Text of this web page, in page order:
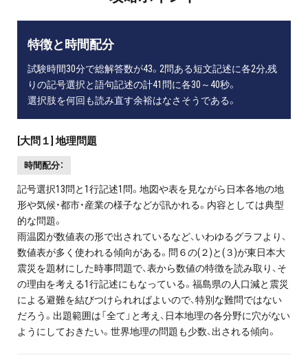
特徴と時間配分
試験時間30分で総解答数が43。2問ある短文記述に各2分,残
りの記号選択と語句記述の計41問に各30～40秒。
選択肢を何回も読み直す余裕はなさそうである。
[大問１] 地理問題
時間配分：
記号選択13問と1行記述1問。地図や表を見ながら日本各地の地
形や気候・都市・産業の様子などが訊かれる。内容としては典型
的な問題。
雨温図が数値表の形で出されているなど、いわゆるグラフより、
数値表が多く使われる傾向がある。問６の(２)と(３)が東日本大
震災を題材にした時事問題で、表から数値の特徴を読み取り、そ
の理由を考える1行記述にもなっている。福島県の人口減と震災
による避難を結びつけられればよいので、特別な難問ではない
だろう。出題範囲は「全て」と考え、日本地理の各分野に穴がない
ようにしておきたい。世界地理の問題も少数、出される傾向。